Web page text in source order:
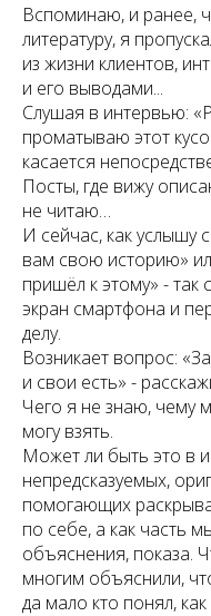
Вспоминаю, и ранее,
литературу, я
из жизни клиентов,
и его выводами...
Слушая в интервью:
проматываю этот
касается
Посты, где вижу
не читаю…
И сейчас, как услышу
вам свою историю»
пришёл к этому» - так
экран смартфона и
делу.
Возникает вопрос:
и свои есть» -
Чего я не знаю, чему
могу взять.
Может ли быть это в
непредсказуемых,
помогающих
по себе, а как часть
объяснения, показа.
многим объяснили,
да мало кто понял, как